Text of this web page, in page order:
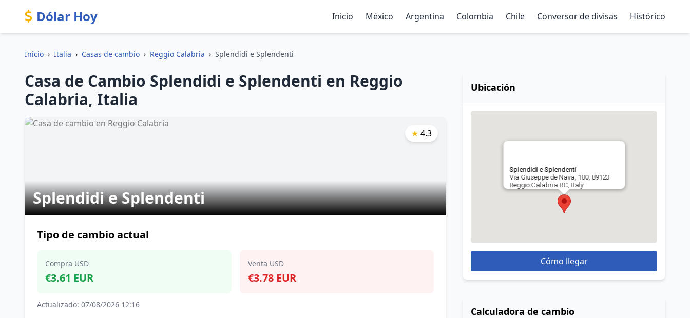
Dólar Hoy Inicio México Argentina Colombia Chile Conversor de divisas Histórico
Inicio › Italia › Casas de cambio › Reggio Calabria › Splendidi e Splendenti
Casa de Cambio Splendidi e Splendenti en Reggio
Calabria, Italia
Splendidi e Splendenti
★ 4.3
Tipo de cambio actual
Compra USD
€3.61 EUR
Venta USD
€3.78 EUR
Actualizado: 07/08/2026 12:16
Ubicación
Splendidi e Splendenti
Via Giuseppe de Nava, 100, 89123
Reggio Calabria RC, Italy
Cómo llegar
Calculadora de cambio